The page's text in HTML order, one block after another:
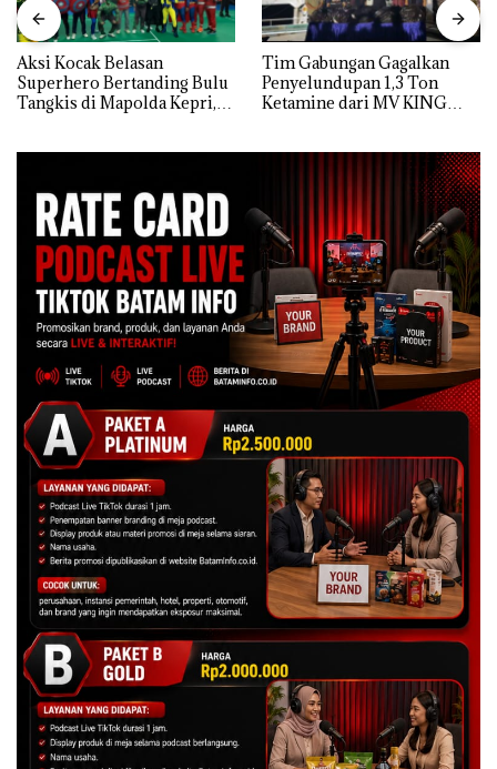
Aksi Kocak Belasan
Superhero Bertanding Bulu
Tangkis di Mapolda Kepri,
Tim Gabungan Gagalkan
Penyelundupan 1,3 Ton
Ketamine dari MV KING